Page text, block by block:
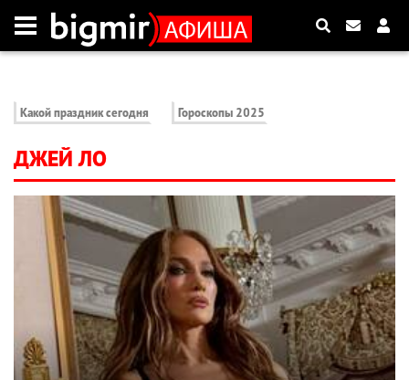
Какой праздник сегодня Гороскопы 2025
ДЖЕЙ ЛО